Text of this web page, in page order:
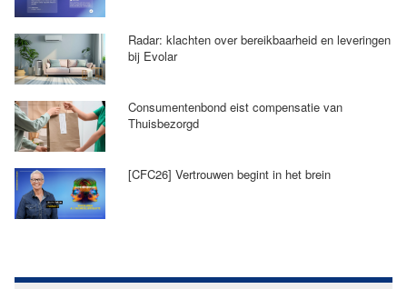
Radar: klachten over bereikbaarheid en leveringen
bij Evolar
Consumentenbond eist compensatie van
Thuisbezorgd
[CFC26] Vertrouwen begint in het brein